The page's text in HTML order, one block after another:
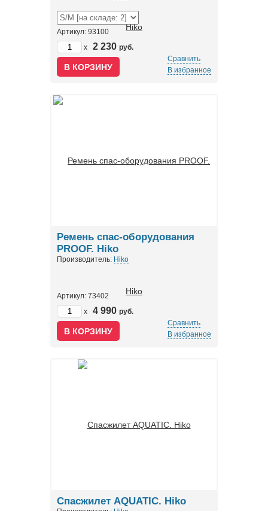
Артикул: 93100
x
2 230 руб.
Сравнить
В избранное
Ремень спас-оборудования
PROOF. Hiko
Производитель: Hiko
Артикул: 73402
x
4 990 руб.
Сравнить
В избранное
Спасжилет AQUATIC. Hiko